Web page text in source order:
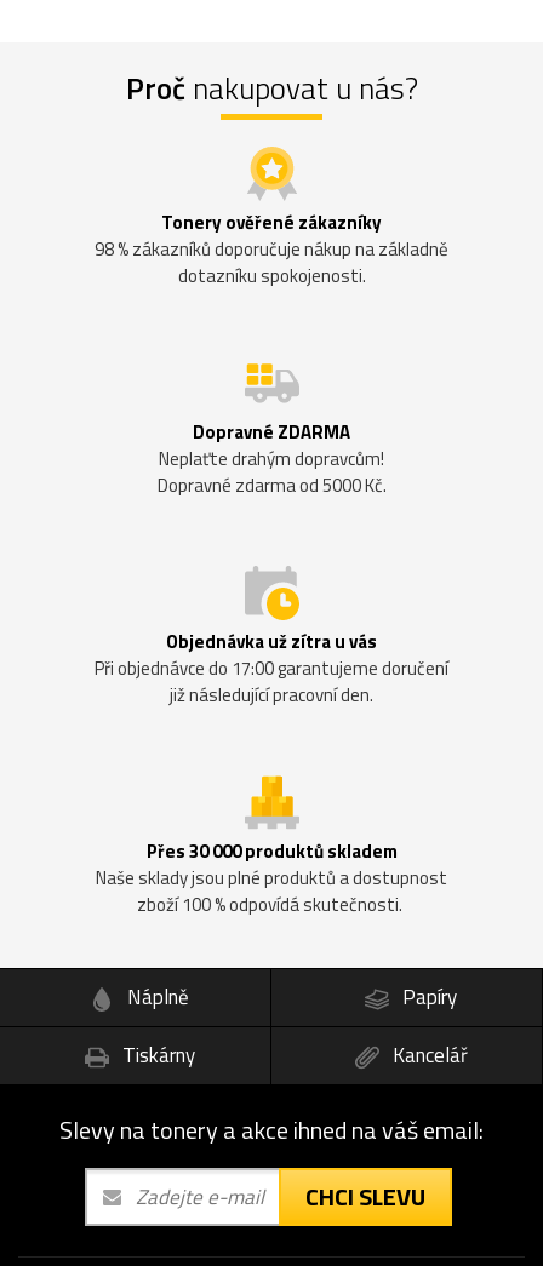
Proč nakupovat u nás?
Tonery ověřené zákazníky
98 % zákazníků doporučuje nákup na základně
dotazníku spokojenosti.
Dopravné ZDARMA
Neplaťte drahým dopravcům!
Dopravné zdarma od 5000 Kč.
Objednávka už zítra u vás
Při objednávce do 17:00 garantujeme doručení
již následující pracovní den.
Přes 30 000 produktů skladem
Naše sklady jsou plné produktů a dostupnost
zboží 100 % odpovídá skutečnosti.
Náplně
Papíry
Tiskárny
Kancelář
Slevy na tonery a akce ihned na váš email:
CHCI SLEVU